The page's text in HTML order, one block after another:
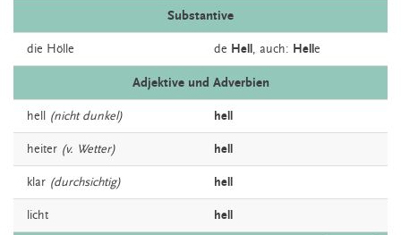
Substantive
die Hölle de Hell , auch: Hell e
Adjektive und Adverbien
hell (nicht dunkel) hell
heiter (v. Wetter) hell
klar (durchsichtig) hell
licht hell